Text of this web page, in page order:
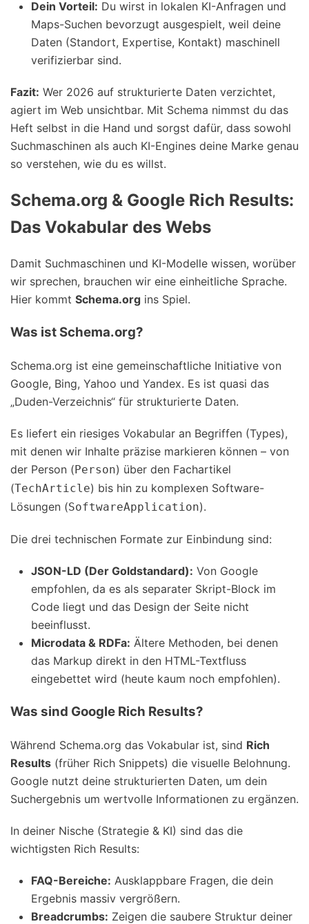
Dein Vorteil: Du wirst in lokalen KI-Anfragen und
Maps-Suchen bevorzugt ausgespielt, weil deine
Daten (Standort, Expertise, Kontakt) maschinell
verifizierbar sind.
Fazit: Wer 2026 auf strukturierte Daten verzichtet,
agiert im Web unsichtbar. Mit Schema nimmst du das
Heft selbst in die Hand und sorgst dafür, dass sowohl
Suchmaschinen als auch KI-Engines deine Marke genau
so verstehen, wie du es willst.
Schema.org & Google Rich Results:
Das Vokabular des Webs
Damit Suchmaschinen und KI-Modelle wissen, worüber
wir sprechen, brauchen wir eine einheitliche Sprache.
Hier kommt Schema.org ins Spiel.
Was ist Schema.org?
Schema.org ist eine gemeinschaftliche Initiative von
Google, Bing, Yahoo und Yandex. Es ist quasi das
„Duden-Verzeichnis“ für strukturierte Daten.
Es liefert ein riesiges Vokabular an Begriffen (Types),
mit denen wir Inhalte präzise markieren können – von
der Person (Person) über den Fachartikel
(TechArticle) bis hin zu komplexen Software-
Lösungen (SoftwareApplication).
Die drei technischen Formate zur Einbindung sind:
JSON-LD (Der Goldstandard): Von Google
empfohlen, da es als separater Skript-Block im
Code liegt und das Design der Seite nicht
beeinflusst.
Microdata & RDFa: Ältere Methoden, bei denen
das Markup direkt in den HTML-Textfluss
eingebettet wird (heute kaum noch empfohlen).
Was sind Google Rich Results?
Während Schema.org das Vokabular ist, sind Rich
Results (früher Rich Snippets) die visuelle Belohnung.
Google nutzt deine strukturierten Daten, um dein
Suchergebnis um wertvolle Informationen zu ergänzen.
In deiner Nische (Strategie & KI) sind das die
wichtigsten Rich Results:
FAQ-Bereiche: Ausklappbare Fragen, die dein
Ergebnis massiv vergrößern.
Breadcrumbs: Zeigen die saubere Struktur deiner